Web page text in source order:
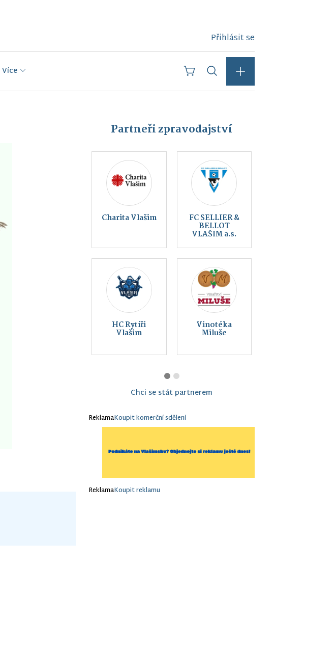
Přihlásit se
Více
Partneři zpravodajství
Kraj Český svaz
ochránců
přírody Vlašim
Chci se stát partnerem
ReklamaKoupit komerční sdělení
ReklamaKoupit reklamu